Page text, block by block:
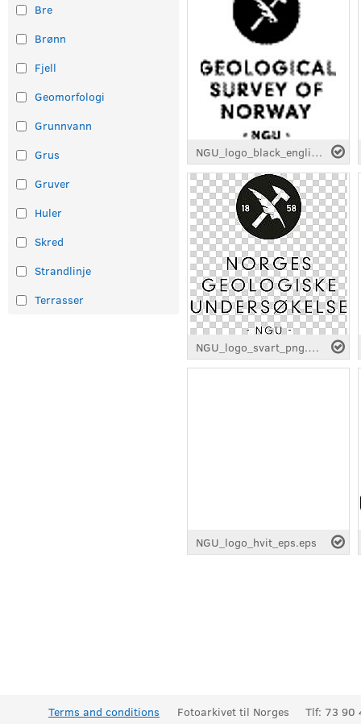
Bre
Brønn
Fjell
Geomorfologi
Grunnvann
Grus
Gruver
Huler
Skred
Strandlinje
Terrasser
NGU_logo_black_english_eps.eps
NGU_logo_svart_png.png
NGU_logo_hvit_eps.eps
Terms and conditions
Fotoarkivet til Norges
Tlf: 73 90